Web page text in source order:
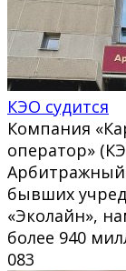
КЭО судится
Компания
оператор»
Арбитражный
бывших
«Эколайн»,
более 940
083